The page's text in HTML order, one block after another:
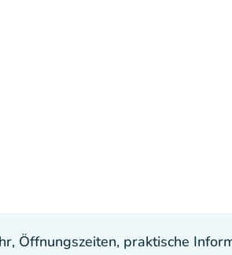
Öffnungszeiten, praktische